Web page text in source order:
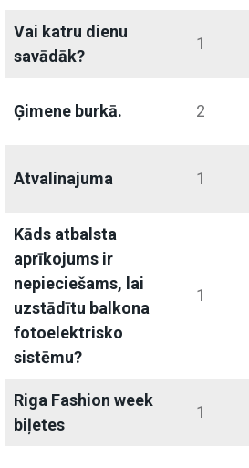
Vai katru dienu
savādāk?
1
Ģimene burkā. 2
Atvalinajuma 1
Kāds atbalsta
aprīkojums ir
nepieciešams, lai
uzstādītu balkona
fotoelektrisko
sistēmu?
1
Riga Fashion week
biļetes
1